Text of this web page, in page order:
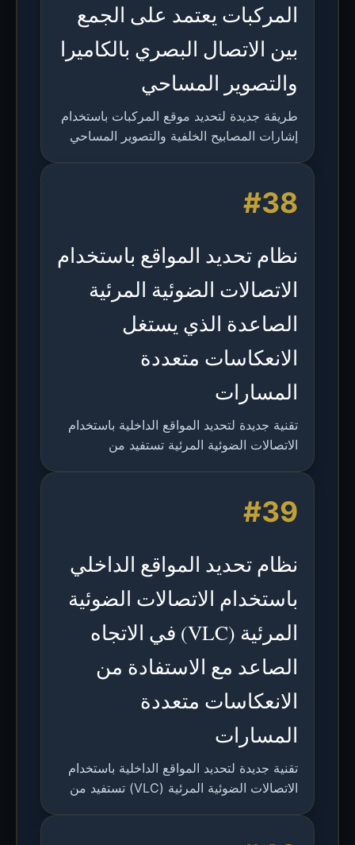
المركبات يعتمد على الجمع
بين الاتصال البصري بالكاميرا
والتصوير المساحي
طريقة جديدة لتحديد موقع المركبات باستخدام
إشارات المصابيح الخلفية والتصوير المساحي
#38
نظام تحديد المواقع باستخدام
الاتصالات الضوئية المرئية
الصاعدة الذي يستغل
الانعكاسات متعددة
المسارات
تقنية جديدة لتحديد المواقع الداخلية باستخدام
الاتصالات الضوئية المرئية تستفيد من
سم باستخدام 4 كواشف ضوئية.
#39
نظام تحديد المواقع الداخلي
باستخدام الاتصالات الضوئية
المرئية (VLC) في الاتجاه
الصاعد مع الاستفادة من
الانعكاسات متعددة
المسارات
تقنية جديدة لتحديد المواقع الداخلية باستخدام
الاتصالات الضوئية المرئية (VLC) تستفيد من